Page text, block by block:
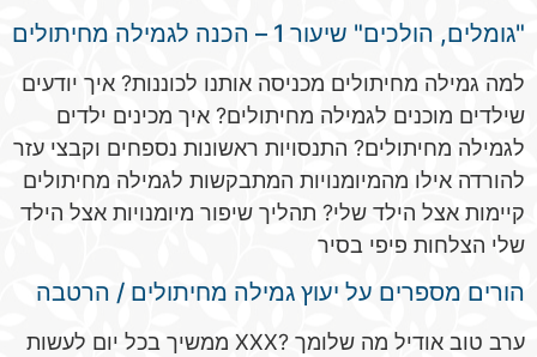
"גומלים, הולכים" שיעור 1 – הכנה לגמילה מחיתולים
למה גמילה מחיתולים מכניסה אותנו לכוננות? איך יודעים
שילדים מוכנים לגמילה מחיתולים? איך מכינים ילדים
לגמילה מחיתולים? התנסויות ראשונות נספחים וקבצי עזר
להורדה אילו מהמיומנויות המתבקשות לגמילה מחיתולים
קיימות אצל הילד שלי? תהליך שיפור מיומנויות אצל הילד
שלי הצלחות פיפי בסיר
הורים מספרים על יעוץ גמילה מחיתולים / הרטבה
ערב טוב אודיל מה שלומך ?XXX ממשיך בכל יום לעשות